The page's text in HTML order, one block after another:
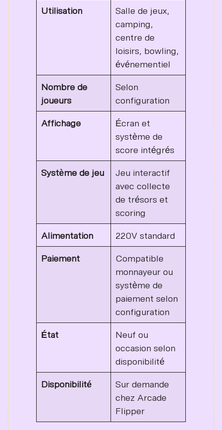
Utilisation
Salle de jeux,
camping,
centre de
loisirs, bowling,
événementiel
Nombre de
joueurs
Selon
configuration
Affichage
Écran et
système de
score intégrés
Système de jeu
Jeu interactif
avec collecte
de trésors et
scoring
Alimentation 220V standard
Paiement
Compatible
monnayeur ou
système de
paiement selon
configuration
État
Neuf ou
occasion selon
disponibilité
Disponibilité
Sur demande
chez Arcade
Flipper